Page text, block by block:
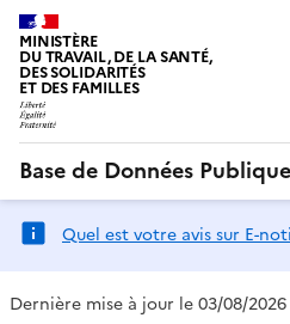
MINISTÈRE
DU TRAVAIL, DE LA SANTÉ,
DES SOLIDARITÉS
ET DES FAMILLES
Base de Données
Quel est votre avis sur E-
Dernière mise à jour le 03/08/2026